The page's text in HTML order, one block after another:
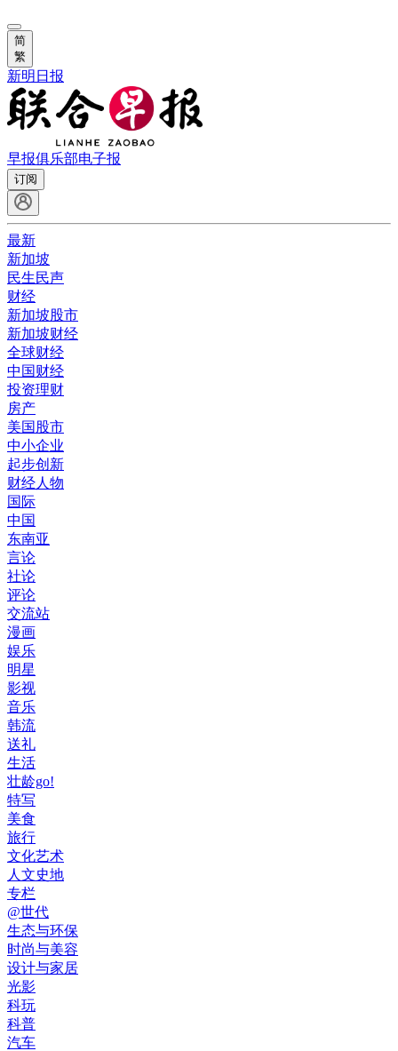
简
繁
新明日报
早报俱乐部电子报
订阅
最新
新加坡
民生民声
财经
新加坡股市
新加坡财经
全球财经
中国财经
投资理财
房产
美国股市
中小企业
起步创新
财经人物
国际
中国
东南亚
言论
社论
评论
交流站
漫画
娱乐
明星
影视
音乐
韩流
送礼
生活
壮龄go!
特写
美食
旅行
文化艺术
人文史地
专栏
@世代
生态与环保
时尚与美容
设计与家居
光影
科玩
科普
汽车